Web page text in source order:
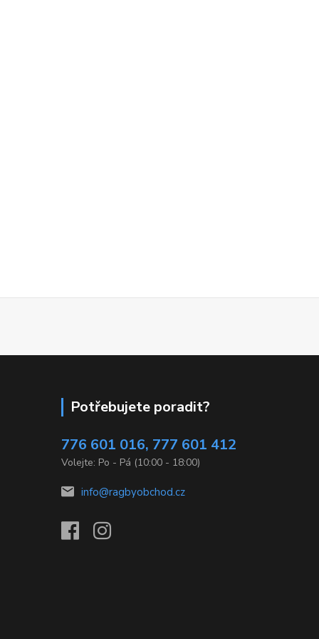
Potřebujete poradit?
776 601 016, 777 601 412
Volejte: Po - Pá (10:00 - 18:00)
info@ragbyobchod.cz